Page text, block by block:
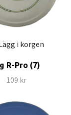
i korgen
R-Pro (7)
109 kr